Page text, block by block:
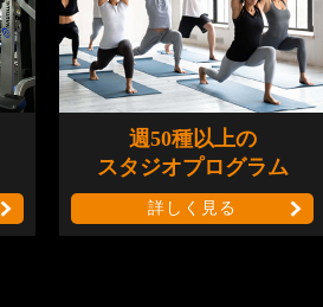
週50種以上の
スタジオプログラム
詳しく見る